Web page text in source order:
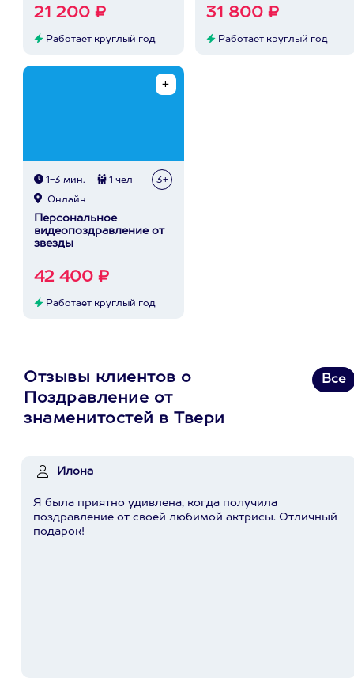
21 200 ₽
Работает круглый год
31 800 ₽
Работает круглый год
1-3 мин. 1 чел 3+
Онлайн
Персональное
видеопоздравление от
звезды
42 400 ₽
Работает круглый год
Отзывы клиентов о
Поздравление от
знаменитостей в Твери
Все
Илона
Я была приятно удивлена, когда получила
поздравление от своей любимой актрисы. Отличный
подарок!